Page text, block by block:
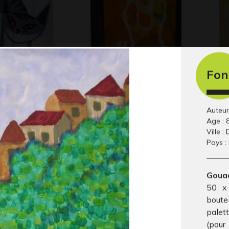
de
Alexis en drawing
gum
Graphisme, 2010
Age :
Ville :
Pays :
50 x